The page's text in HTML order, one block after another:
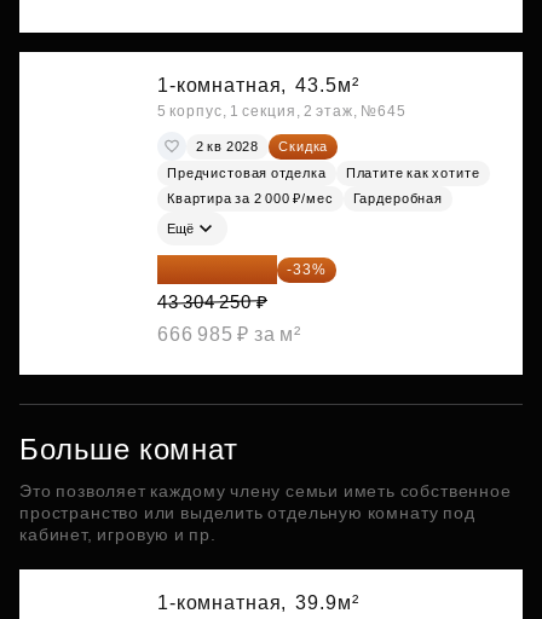
1-комнатная, 43.5м²
5 корпус, 1 секция, 2 этаж, №645
2 кв 2028
Скидка
Предчистовая отделка
Платите как хотите
Квартира за 2 000 ₽/мес
Гардеробная
Ещё
29 013 848 ₽ -33%
43 304 250 ₽
666 985 ₽ за м²
Больше комнат
Это позволяет каждому члену семьи иметь собственное
пространство или выделить отдельную комнату под
кабинет, игровую и пр.
1-комнатная, 39.9м²